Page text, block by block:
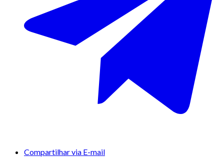
Compartilhar via E-mail